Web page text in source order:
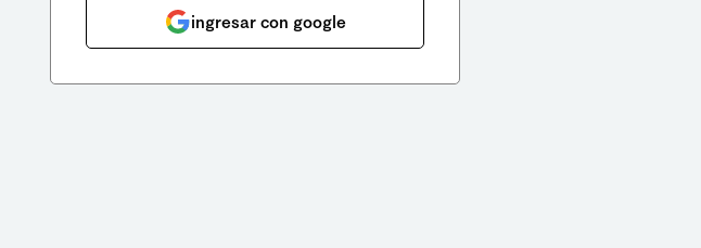
ingresar con google